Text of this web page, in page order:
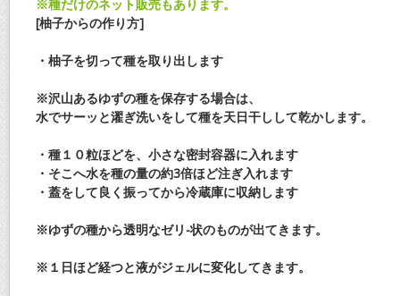
※種だけのネット販売もあります。
[柚子からの作り方]
・柚子を切って種を取り出します
※沢山あるゆずの種を保存する場合は、
水でサーッと濯ぎ洗いをして種を天日干しして乾かします。
・ 種１０粒ほどを、小さな密封容器に入れます
・そこへ水を種の量の約3倍ほど注ぎ入れます
・蓋をして良く振ってから冷蔵庫に収納します
※ゆずの種から透明なゼリ-状のものが出てきます。
※１日ほど経つと液がジェルに変化してきます。